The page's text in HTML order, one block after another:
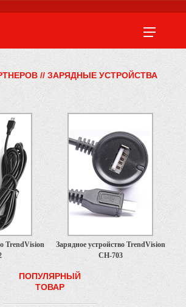
// ЗАРЯДНЫЕ УСТРОЙСТВА
TrendVision
Зарядное устройство TrendVision
CH-703
ПОПУЛЯРНЫЙ
ТОВАР